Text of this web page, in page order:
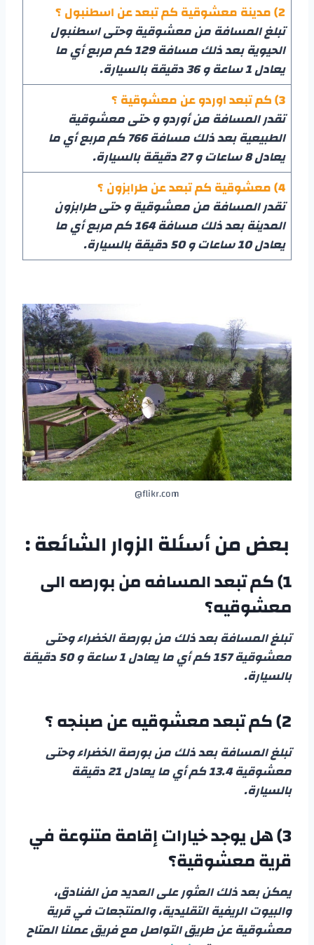
2) مدينة معشوقية كم تبعد عن اسطنبول ؟
تبلغ المسافة من معشوقية وحتى اسطنبول
الحيوية بعد ذلك مسافة 129 كم مربع أي ما
يعادل 1 ساعة و 36 دقيقة بالسيارة.
3) كم تبعد اوردو عن معشوقية ؟
تقدر المسافة من أوردو و حتى معشوقية
الطبيعية بعد ذلك مسافة 766 كم مربع أي ما
يعادل 8 ساعات و 27 دقيقة بالسيارة.
4) معشوقية كم تبعد عن طرابزون ؟
تقدر المسافة من معشوقية و حتى طرابزون
المدينة بعد ذلك مسافة 164 كم مربع أي ما
يعادل 10 ساعات و 50 دقيقة بالسيارة.
flikr.com@
بعض من أسئلة الزوار الشائعة :
1) كم تبعد المسافه من بورصه الى
معشوقيه؟
تبلغ المسافة بعد ذلك من بورصة الخضراء وحتى
معشوقية 157 كم أي ما يعادل 1 ساعة و 50 دقيقة
بالسيارة.
2) كم تبعد معشوقيه عن صبنجه ؟
تبلغ المسافة بعد ذلك من بورصة الخضراء وحتى
معشوقية 13.4 كم أي ما يعادل 21 دقيقة
بالسيارة.
3) هل يوجد خيارات إقامة متنوعة في
قرية معشوقية؟
يمكن بعد ذلك العثور على العديد من الفنادق،
والبيوت الريفية التقليدية، والمنتجعات في قرية
معشوقية عن طريق التواصل مع فريق عملنا المتاح